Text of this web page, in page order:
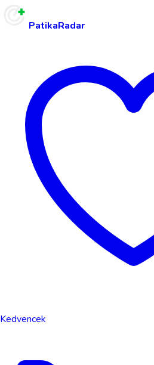
PatikaRadar
Kedvencek